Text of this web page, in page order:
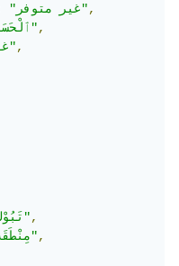
"غير متوفر",
"ٱلْحَسَا",
"غير متوفر",
"تَبُوْك",
"مِنْطَقَة تَبُوْك",